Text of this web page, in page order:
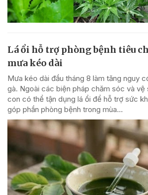
Lá ổi hỗ trợ phòng bệnh tiêu
mưa kéo dài
Mưa kéo dài đầu tháng 8 làm tăng nguy
gà. Ngoài các biện pháp chăm sóc và vệ
con có thể tận dụng lá ổi để hỗ trợ sức
góp phần phòng bệnh trong mùa...